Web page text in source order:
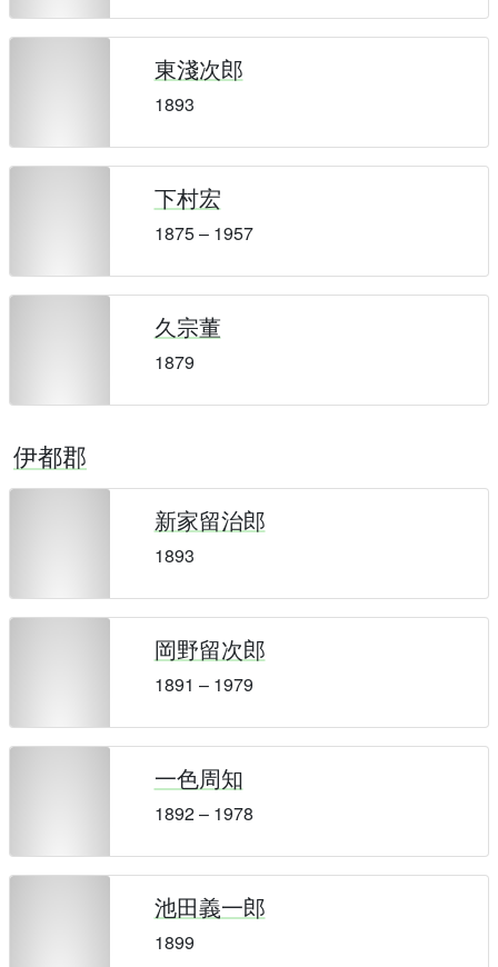
東淺次郎
1893
下村宏
1875 – 1957
久宗董
1879
伊都郡
新家留治郎
1893
岡野留次郎
1891 – 1979
一色周知
1892 – 1978
池田義一郎
1899